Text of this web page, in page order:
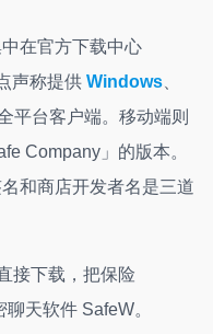
在官方下载中心
声称提供 Windows
平台客户端。移动端则
Company」的版本。
和商店开发者名是三道
接下载，把保险
天软件 SafeW。